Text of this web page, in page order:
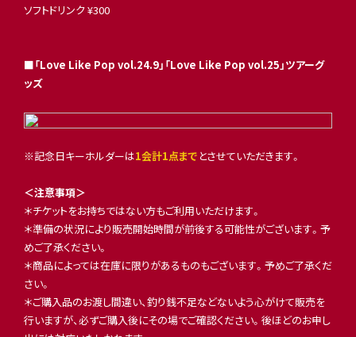
ソフトドリンク ¥300
■「Love Like Pop vol.24.9」「Love Like Pop vol.25」ツアーグ
ッズ
※記念日キーホルダーは1会計1点まで とさせていただきます。
＜注意事項＞
＊チケットをお持ちではない方もご利用いただけます。
＊準備の状況により販売開始時間が前後する可能性がございます。予
めご了承ください。
＊商品によっては在庫に限りがあるものもございます。予めご了承くだ
さい。
＊ご購入品のお渡し間違い、釣り銭不足などないよう心がけて販売を
行いますが、必ずご購入後にその場でご確認ください。後ほどのお申し